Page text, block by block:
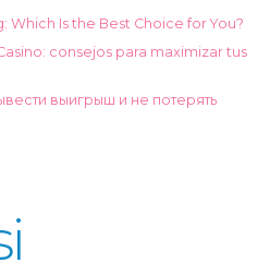
Which Is the Best Choice for You?
consejos para maximizar tus
выигрыш и не потерять